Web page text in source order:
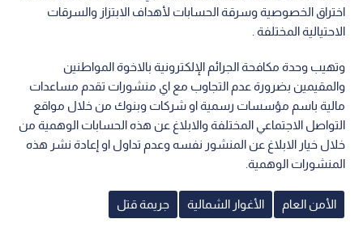
اختراق الخصوصية وسرقة الحسابات لأهداف الابتزاز والسرقات
الاحتيالية المختلفة .
وتهيب وحدة مكافحة الجرائم الإلكترونية بالاخوة المواطنين
والمقيمين بضرورة عدم التجاوب مع اي منشورات تقدم مساعدات
مالية باسم مؤسسات رسمية او شركات وبنوك من خلال مواقع
التواصل الاجتماعي المختلفة والابلاغ عن هذه الحسابات الوهمية من
خلال خيار الابلاغ عن المنشور نفسه وعدم تداول او إعادة نشر هذه
المنشورات الوهمية.
الأمن العام الأغوار الشمالية جريمة قتل